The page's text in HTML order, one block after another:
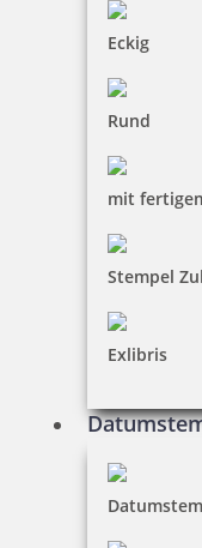
Eckig
Rund
mit
Stempel
Exlibris
Heri Mini
Smartpen Heri Stamp